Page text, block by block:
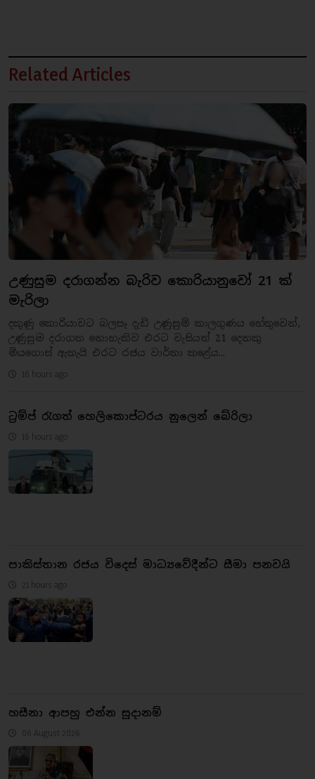
Related Articles
උණුසුම දරාගන්න බැරිව කොරියානුවෝ 21 ක්
මැරිලා
දකුණු කොරියාවට බලපෑ දැඩි උණුසුම් කාලගුණය හේතුවෙන්,
උණුසුම දරාගත නොහැකිව එරට වැසියන් 21 දෙනකු
මියගොස් ඇතැයි එරට රජය වාර්තා කළේය...
16 hours ago
ට්‍රම්ප් රැගත් හෙලිකොප්ටරය නූලෙන් බේරිලා
16 hours ago
පාකිස්තාන රජය විදෙස් මාධ්‍යවේදීන්ට සීමා පනවයි
21 hours ago
හසීනා ආපහු එන්න සූදානම්
06 August 2026